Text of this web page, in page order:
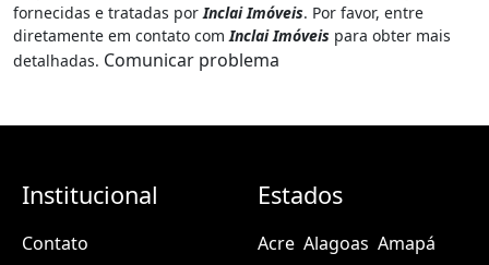
fornecidas e tratadas porInclai Imóveis. Por favor, entre
diretamente em contato comInclai Imóveis para obter mais
detalhadas. Comunicar problema
Institucional
Contato
Estados
Acre Alagoas Amapá